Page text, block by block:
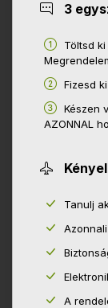
3
Töltsd
Fizesd
Készen
AZONNAL
Tanulj
A